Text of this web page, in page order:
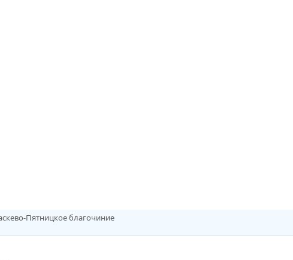
Пятницкое благочиние